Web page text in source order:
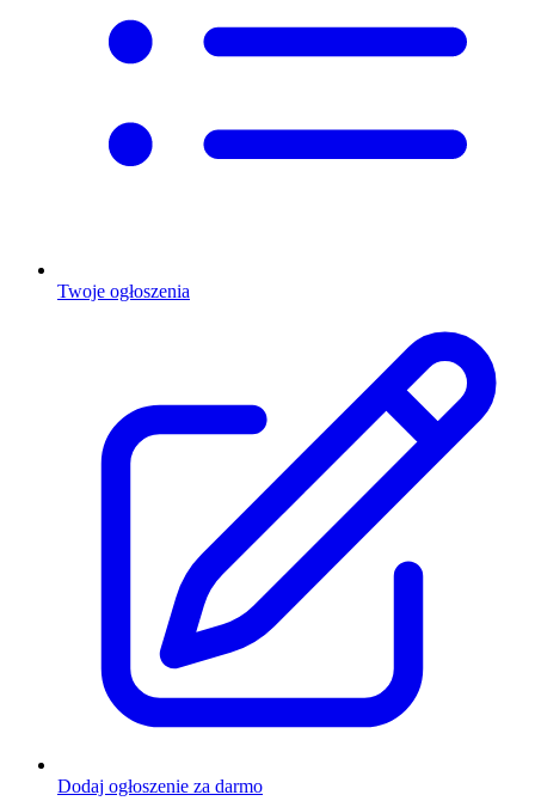
Twoje ogłoszenia
Dodaj ogłoszenie za darmo